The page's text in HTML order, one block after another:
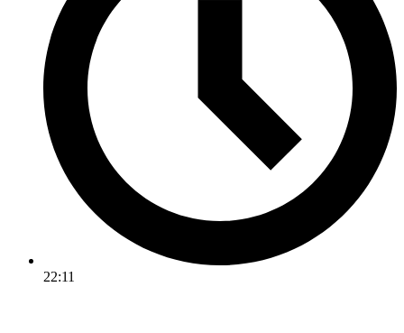
22:11